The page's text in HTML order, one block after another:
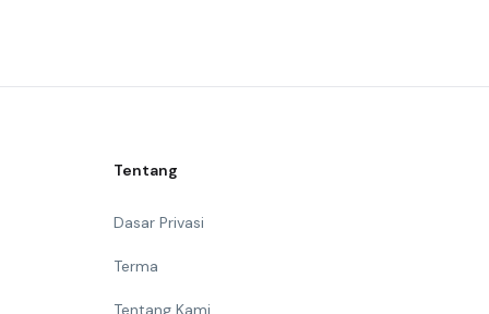
Tentang
Dasar Privasi
Terma
Tentang Kami